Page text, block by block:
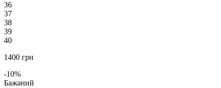
36
37
38
39
40
1400 грн
-10%
Бажаний